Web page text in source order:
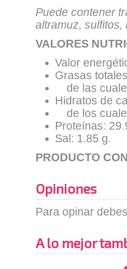
Puede contener
altramuz, sulfitos,
VALORES
Valor
Grasas
de las
Hidratos de
de los
Proteínas:
Sal: 1.85 g.
PRODUCTO
Opiniones
Para opinar
A lo mejor